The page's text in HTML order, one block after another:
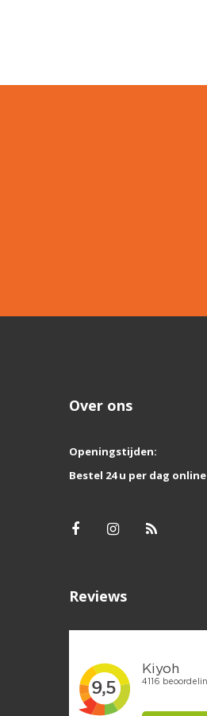
Over ons
Openingstijden:
Bestel 24 u per dag online
Reviews